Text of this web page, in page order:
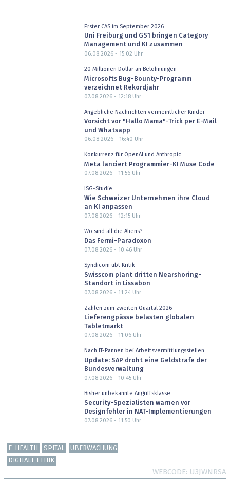
Erster CAS im September 2026
Uni Freiburg und GS1 bringen Category
Management und KI zusammen
06.08.2026 - 15:02 Uhr
20 Millionen Dollar an Belohnungen
Microsofts Bug-Bounty-Programm
verzeichnet Rekordjahr
07.08.2026 - 12:18Uhr
Angebliche Nachrichten vermeintlicher Kinder
Vorsicht vor "Hallo Mama"-Trick per E-Mail
und Whatsapp
06.08.2026 - 16:40 Uhr
Konkurrenz für OpenAI und Anthropic
Meta lanciert Programmier-KI Muse Code
07.08.2026 - 11:56Uhr
ISG-Studie
Wie Schweizer Unternehmen ihre Cloud
an KI anpassen
07.08.2026 - 12:15Uhr
Wo sind all die Aliens?
Das Fermi-Paradoxon
07.08.2026 - 10:46Uhr
Syndicom übt Kritik
Swisscom plant dritten Nearshoring-
Standort in Lissabon
07.08.2026 - 11:24Uhr
Zahlen zum zweiten Quartal 2026
Lieferengpässe belasten globalen
Tabletmarkt
07.08.2026 - 11:06Uhr
Nach IT-Pannen bei Arbeitsvermittlungsstellen
Update: SAP droht eine Geldstrafe der
Bundesverwaltung
07.08.2026 - 10:45Uhr
Bisher unbekannte Angriffsklasse
Security-Spezialisten warnen vor
Designfehler in NAT-Implementierungen
07.08.2026 - 11:50 Uhr
E-HEALTH SPITAL
ÜBERWACHUNG
DIGITALE ETHIK
WEBCODE U3JWNRSA